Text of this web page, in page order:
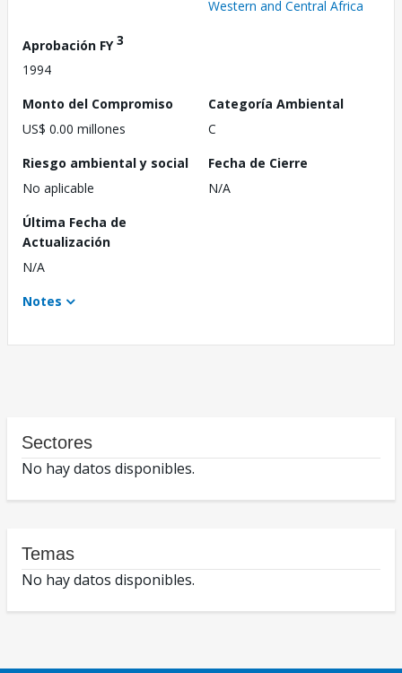
Western and Central Africa
Aprobación FY3
1994
Monto del Compromiso
US$ 0.00 millones
Categoría Ambiental
C
Riesgo ambiental y social
No aplicable
Fecha de Cierre
N/A
Última Fecha de
Actualización
N/A
Notes
Sectores
No hay datos disponibles.
Temas
No hay datos disponibles.